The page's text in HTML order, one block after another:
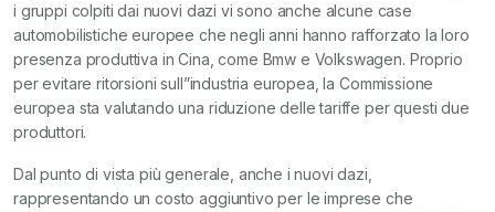
i gruppi colpiti dai nuovi dazi vi sono anche alcune case
automobilistiche europee che negli anni hanno rafforzato la loro
presenza produttiva in Cina, come Bmw e Volkswagen. Proprio
per evitare ritorsioni sull”industria europea, la Commissione
europea sta valutando una riduzione delle tariffe per questi due
produttori.
Dal punto di vista più generale, anche i nuovi dazi,
rappresentando un costo aggiuntivo per le imprese che